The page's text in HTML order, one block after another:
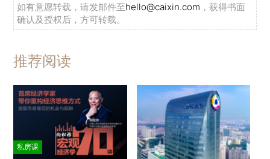
如有意愿转载，请发邮件至hello@caixin.com ，获得书面
确认及授权后，方可转载。
推荐阅读
私房课